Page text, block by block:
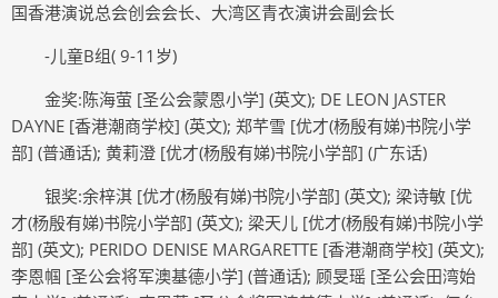
国香港演说总会创会会长、大湾区青衣演讲会副会长
-儿童B组( 9-11岁)
金奖:陈海萤 [圣公会蒙恩小学] (英文); DE LEON JASTER
DAYNE [香港潮商学校] (英文); 郑芊雪 [优才(杨殷有娣)书院小学
部] (普通话); 黄莉澄 [优才(杨殷有娣)书院小学部] (广东话)
银奖:余梓淇 [优才(杨殷有娣)书院小学部] (英文); 梁诗敏 [优
才(杨殷有娣)书院小学部] (英文); 梁天儿 [优才(杨殷有娣)书院小学
部] (英文); PERIDO DENISE MARGARETTE [香港潮商学校] (英文);
李恩帼 [圣公会将军澳基德小学] (普通话); 顾旻瑶 [圣公会田湾始